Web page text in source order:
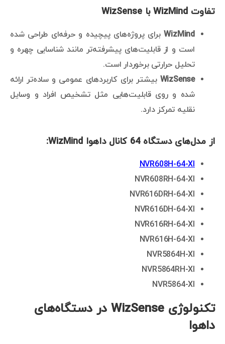
تفاوت WizMind با WizSense
WizMindبرای پروژه‌های پیچیده و حرفه‌ای طراحی شده
است و از قابلیت‌های پیشرفته‌تر مانند شناسایی چهره و
تحلیل حرارتی برخوردار است.
WizSense بیشتر برای کاربردهای عمومی و ساده‌تر ارائه
شده و روی قابلیت‌هایی مثل تشخیص افراد و وسایل
نقلیه تمرکز دارد.
از مدل‌های دستگاه 64 کانال داهوا WizMind:
NVR608H-64-XI
NVR608RH-64-XI
NVR616DRH-64-XI
NVR616DH-64-XI
NVR616RH-64-XI
NVR616H-64-XI
NVR5864H-XI
NVR5864RH-XI
NVR5864-XI
تکنولوژی WizSense در دستگاه‌های
داهوا